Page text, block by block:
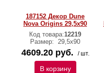
187152 Декор Dune
Nova Origins 29,5x90
Код товара:12219
Размер: 29,5x90
4609.20 руб. / шт.
В корзину